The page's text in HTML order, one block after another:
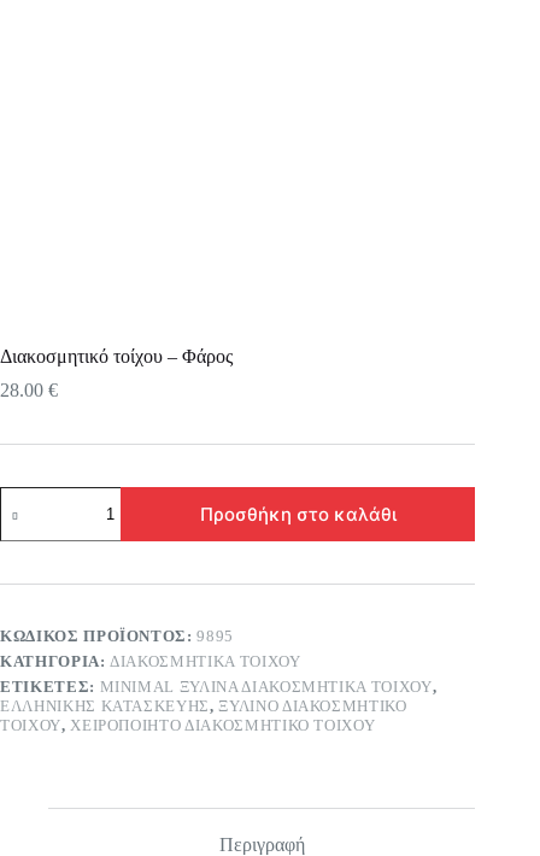
Διακοσμητικό τοίχου – Φάρος
28.00 €
τοίχου
-
Προσθήκη στο καλάθι
ΚΩΔΙΚΌΣ ΠΡΟΪΌΝΤΟΣ:9895
ΚΑΤΗΓΟΡΊΑ: ΔΙΑΚΟΣΜΗΤΙΚΆ ΤΟΊΧΟΥ
ΕΤΙΚΈΤΕΣ: MINIMAL ΞΎΛΙΝΑ ΔΙΑΚΟΣΜΗΤΙΚΆ ΤΟΊΧΟΥ,
ΕΛΛΗΝΙΚΗΣ ΚΑΤΑΣΚΕΥΗΣ,ΞΎΛΙΝΟ ΔΙΑΚΟΣΜΗΤΙΚΌ
ΤΟΊΧΟΥ, ΧΕΙΡΟΠΟΊΗΤΟ ΔΙΑΚΟΣΜΗΤΙΚΌ ΤΟΊΧΟΥ
Περιγραφή